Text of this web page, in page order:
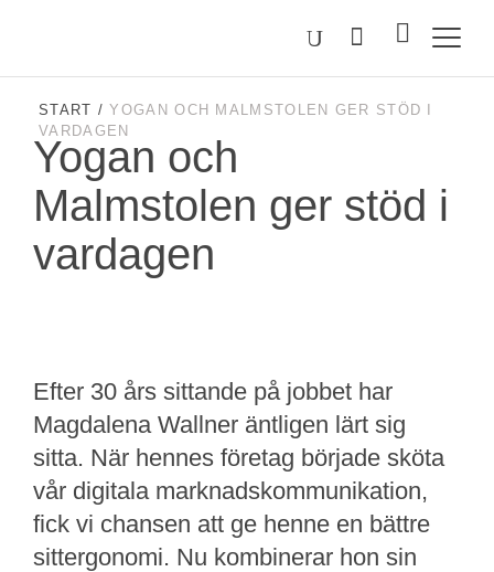
Sök
på
Malmstolen.se
Välj
START /YOGAN OCH MALMSTOLEN GER STÖD I
VARDAGEN
Yogan och
Malmstolen ger stöd i
vardagen
Efter 30 års sittande på jobbet har
Magdalena Wallner äntligen lärt sig
sitta. När hennes företag började sköta
vår digitala marknadskommunikation,
fick vi chansen att ge henne en bättre
sittergonomi. Nu kombinerar hon sin